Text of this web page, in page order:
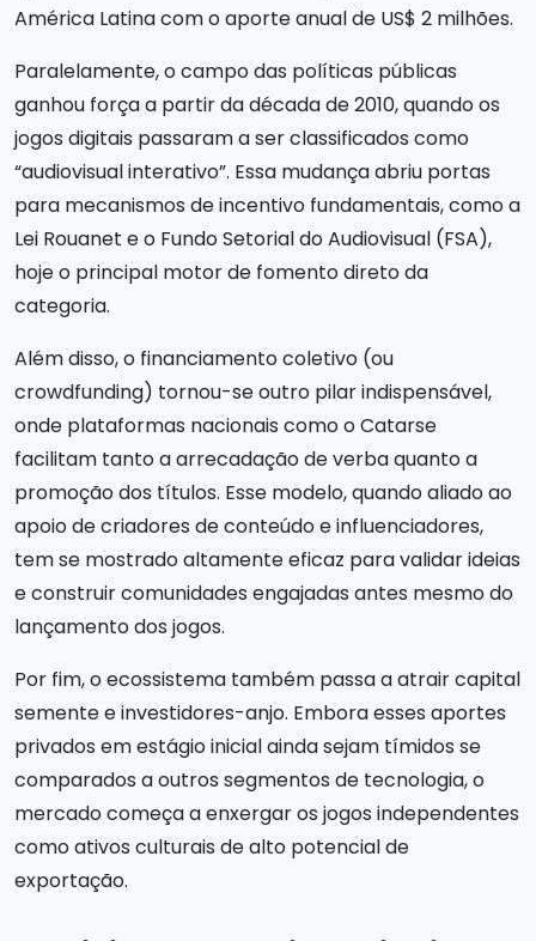
América Latina com o aporte anual de US$ 2 milhões.
Paralelamente, o campo das políticas públicas
ganhou força a partir da década de 2010, quando os
jogos digitais passaram a ser classificados como
“audiovisual interativo”. Essa mudança abriu portas
para mecanismos de incentivo fundamentais, como a
Lei Rouanet e o Fundo Setorial do Audiovisual (FSA),
hoje o principal motor de fomento direto da
categoria.
Além disso, o financiamento coletivo (ou
crowdfunding) tornou-se outro pilar indispensável,
onde plataformas nacionais como o Catarse
facilitam tanto a arrecadação de verba quanto a
promoção dos títulos. Esse modelo, quando aliado ao
apoio de criadores de conteúdo e influenciadores,
tem se mostrado altamente eficaz para validar ideias
e construir comunidades engajadas antes mesmo do
lançamento dos jogos.
Por fim, o ecossistema também passa a atrair capital
semente e investidores-anjo. Embora esses aportes
privados em estágio inicial ainda sejam tímidos se
comparados a outros segmentos de tecnologia, o
mercado começa a enxergar os jogos independentes
como ativos culturais de alto potencial de
exportação.